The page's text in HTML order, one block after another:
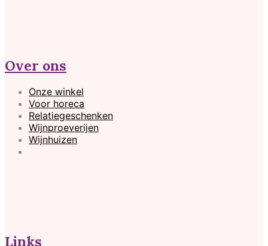
Over ons
Onze winkel
Voor horeca
Relatiegeschenken
Wijnproeverijen
Wijnhuizen
Links